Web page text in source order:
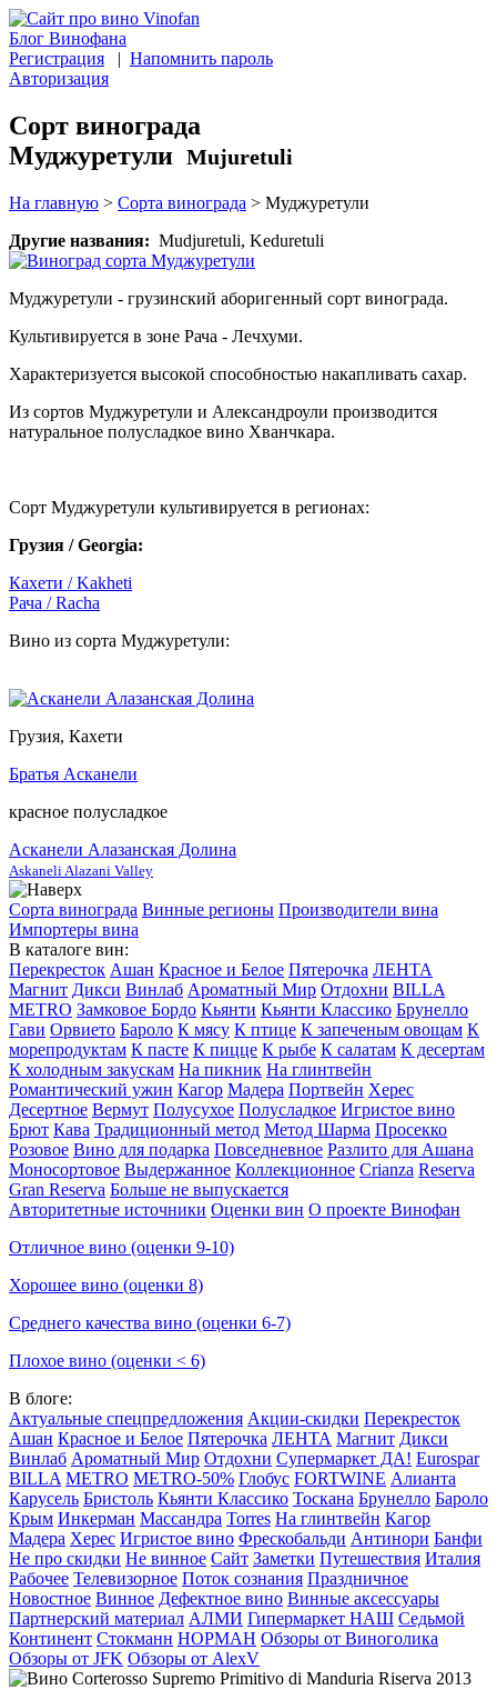
Блог Винофана
Регистрация | Напомнить пароль
Авторизация
Сорт винограда
Муджуретули Mujuretuli
На главную > Сорта винограда > Муджуретули
Другие названия: Mudjuretuli, Keduretuli
Муджуретули - грузинский аборигенный сорт винограда.
Культивируется в зоне Рача - Лечхуми.
Характеризуется высокой способностью накапливать сахар.
Из сортов Муджуретули и Александроули производится
натуральное полусладкое вино Хванчкара.
Сорт Муджуретули культивируется в регионах:
Грузия / Georgia:
Кахети / Kakheti
Рача / Racha
Вино из сорта Муджуретули:
Грузия, Кахети
Братья Асканели
красное полусладкое
Асканели Алазанская Долина
Askaneli Alazani Valley
Сорта винограда Винные регионы Производители вина
Импортеры вина
В каталоге вин:
Перекресток Ашан Красное и Белое Пятерочка ЛЕНТА
Магнит Дикси Винлаб Ароматный Мир Отдохни BILLA
METRO Замковое Бордо Кьянти Кьянти Классико Брунелло
Гави Орвието Бароло К мясу К птице К запеченым овощам К
морепродуктам К пасте К пицце К рыбе К салатам К десертам
К холодным закускам На пикник На глинтвейн
Романтический ужин Кагор Мадера Портвейн Херес
Десертное Вермут Полусухое Полусладкое Игристое вино
Брют Кава Традиционный метод Метод Шарма Просекко
Розовое Вино для подарка Повседневное Разлито для Ашана
Моносортовое Выдержанное Коллекционное Crianza Reserva
Gran Reserva Больше не выпускается
Авторитетные источники Оценки вин О проекте Винофан
Отличное вино (оценки 9-10)
Хорошее вино (оценки 8)
Среднего качества вино (оценки 6-7)
Плохое вино (оценки < 6)
В блоге:
Актуальные спецпредложения Акции-скидки Перекресток
Ашан Красное и Белое Пятерочка ЛЕНТА Магнит Дикси
Винлаб Ароматный Мир Отдохни Супермаркет ДА! Eurospar
BILLA METRO METRO-50% Глобус FORTWINE Алианта
Карусель Бристоль Кьянти Классико Тоскана Брунелло Бароло
Крым Инкерман Массандра Torres На глинтвейн Кагор
Мадера Херес Игристое вино Фрескобальди Антинори Банфи
Не про скидки Не винное Сайт Заметки Путешествия Италия
Рабочее Телевизорное Поток сознания Праздничное
Новостное Винное Дефектное вино Винные аксессуары
Партнерский материал АЛМИ Гипермаркет НАШ Седьмой
Континент Стокманн НОРМАН Обзоры от Виноголика
Обзоры от JFK Обзоры от AlexV